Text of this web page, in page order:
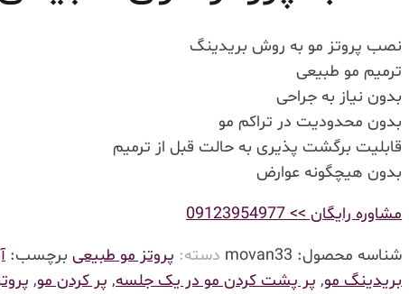
نصب پروتز مو به روش بریدینگ
ترمیم مو طبیعی
بدون نیاز به جراحی
بدون محدودیت در تراکم مو
قابلیت برگشت پذیری به حالت قبل از ترمیم
بدون هیچگونه عوارض
مشاوره رایگان >> 09123954977
شناسه محصول: movan33 دسته: پروتز مو طبیعی برچسب:
بریدینگ مو, پر پشت کردن مو در یک جلسه, پر کردن مو,